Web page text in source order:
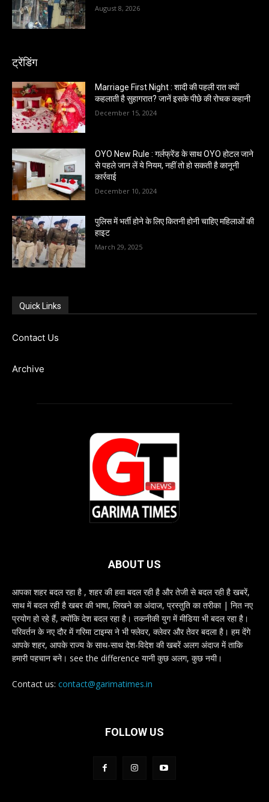
August 8, 2026
ट्रेंडिंग
Marriage First Night : शादी की पहली रात क्यों
कहलाती है सुहागरात? जानें इसके पीछे की रोचक कहानी
December 15, 2024
OYO New Rule : गर्लफ्रेंड के साथ OYO होटल जाने
से पहले जान लें ये नियम, नहीं तो हो सकती है कानूनी
कार्रवाई
December 10, 2024
पुलिस में भर्ती होने के लिए कितनी होनी चाहिए महिलाओं की
हाइट
March 29, 2025
Quick Links
Contact Us
Archive
ABOUT US
आपका शहर बदल रहा है , शहर की हवा बदल रही है और तेजी से बदल रही है खबरें,
साथ में बदल रही है खबर की भाषा, लिखने का अंदाज, प्रस्तुति का तरीका | नित नए
प्रयोग हो रहे हैं, क्योंकि देश बदल रहा है। तकनीकी युग में मीडिया भी बदल रहा है।
परिवर्तन के नए दौर में गरिमा टाइम्स ने भी फ्लेवर, क्लेवर और तेवर बदला है। हम देंगे
आपके शहर, आपके राज्य के साथ-साथ देश-विदेश की खबरें अलग अंदाज में ताकि
हमारी पहचान बने। see the difference यानी कुछ अलग, कुछ नयी।
Contact us: contact@garimatimes.in
FOLLOW US